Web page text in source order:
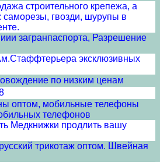
строительного крепежа, а
саморезы, гвозди, шурупы в
загранпаспорта, Разрешение
эксклюзивных
по низким ценам
оптом, мобильные телефоны
телефонов
Медкнижки продлить вашу
трикотаж оптом. Швейная